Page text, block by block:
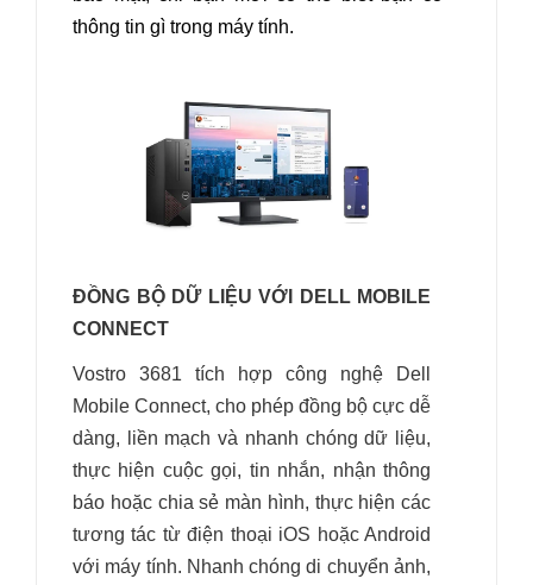
thông tin gì trong máy tính.
ĐỒNG BỘ DỮ LIỆU VỚI DELL MOBILE
CONNECT
Vostro 3681 tích hợp công nghệ Dell
Mobile Connect, cho phép đồng bộ cực dễ
dàng, liền mạch và nhanh chóng dữ liệu,
thực hiện cuộc gọi, tin nhắn, nhận thông
báo hoặc chia sẻ màn hình, thực hiện các
tương tác từ điện thoại iOS hoặc Android
với máy tính. Nhanh chóng di chuyển ảnh,